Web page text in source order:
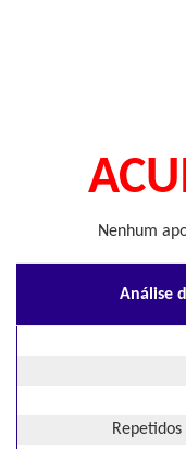
Nenhum
Análise